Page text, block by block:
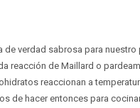
de verdad sabrosa para
reacción de Maillard o
reaccionan a
de hacer entonces para